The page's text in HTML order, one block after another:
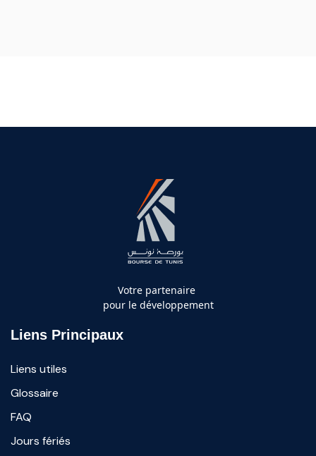
Votre partenaire
pour le développement
Liens Principaux
Liens utiles
Glossaire
FAQ
Jours fériés